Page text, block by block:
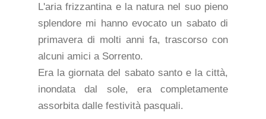
L'aria frizzantina e la natura nel suo pieno
splendore mi hanno evocato un sabato di
primavera di molti anni fa, trascorso con
alcuni amici a Sorrento.
Era la giornata del sabato santo e la città,
inondata dal sole, era completamente
assorbita dalle festività pasquali.